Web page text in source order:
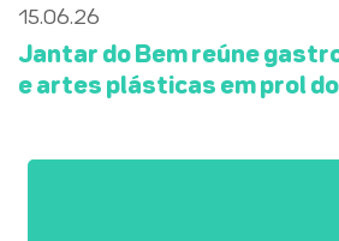
15.06.26
Jantar do Bem reúne
e artes plásticas em prol